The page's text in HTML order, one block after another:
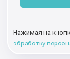
Нажимая на
обработку